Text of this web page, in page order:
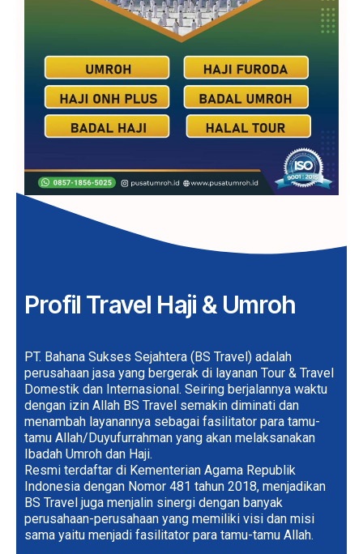
Profil Travel Haji & Umroh
PT. Bahana Sukses Sejahtera (BS Travel) adalah
perusahaan jasa yang bergerak di layanan Tour & Travel
Domestik dan Internasional. Seiring berjalannya waktu
dengan izin Allah BS Travel semakin diminati dan
menambah layanannya sebagai fasilitator para tamu-
tamu Allah/Duyufurrahman yang akan melaksanakan
Ibadah Umroh dan Haji.
Resmi terdaftar di Kementerian Agama Republik
Indonesia dengan Nomor 481 tahun 2018, menjadikan
BS Travel juga menjalin sinergi dengan banyak
perusahaan-perusahaan yang memiliki visi dan misi
sama yaitu menjadi fasilitator para tamu-tamu Allah.